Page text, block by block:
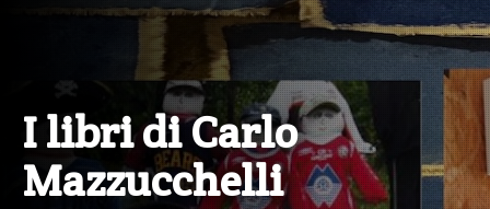
I libri di Carlo
Mazzucchelli